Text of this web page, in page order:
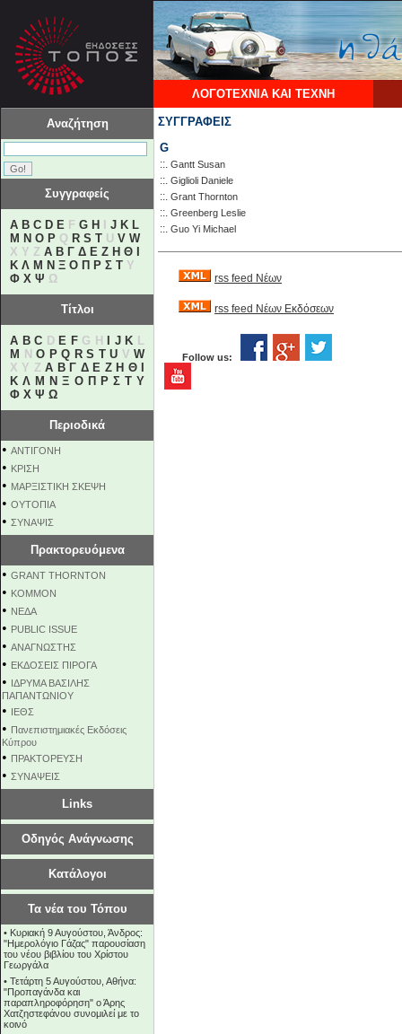
ΛΟΓΟΤΕΧΝΙΑ ΚΑΙ ΤΕΧΝΗ
Αναζήτηση
Συγγραφείς
A B C D E F G H J K L
M N O P Q R S T U V W
X Y Z Α Β Γ Δ Ε Ζ Η Θ
Κ Λ Μ Ν Ξ Ο Π Ρ Σ Τ Υ
Φ Χ Ψ Ω
Τίτλοι
A B C D E FG H J K L
M
N O P Q R S T U V W
X Y ZΑ Β Γ Δ Ε Ζ Η Θ
Κ Λ Μ Ν Ξ Ο Π Ρ Σ Τ Υ
Φ Χ Ψ Ω
Περιοδικά
• ΑΝΤΙΓΟΝΗ
• ΚΡΙΣΗ
• ΜΑΡΞΙΣΤΙΚΗ ΣΚΕΨΗ
• ΟΥΤΟΠΙΑ
• ΣΥΝΑΨΙΣ
Πρακτορευόμενα
• GRANT THORNTON
• KOMMON
• NEΔΑ
• PUBLIC ISSUE
• ΑΝΑΓΝΩΣΤΗΣ
• ΕΚΔΟΣΕΙΣ ΠΙΡΟΓΑ
• ΙΔΡΥΜΑ ΒΑΣΙΛΗΣ
ΠΑΠΑΝΤΩΝΙΟΥ
• ΙΕΘΣ
• Πανεπιστημιακές Εκδόσεις
Κύπρου
• ΠΡΑΚΤΟΡΕΥΣΗ
• ΣΥΝΑΨΕΙΣ
Links
Οδηγός Ανάγνωσης
Κατάλογοι
Τα νέα του Τόπου
• Κυριακή 9 Αυγούστου, Άνδρος:
"Ημερολόγιο Γάζας" παρουσίαση
του νέου βιβλίου του Χρίστου
Γεωργάλα
• Τετάρτη 5 Αυγούστου, Αθήνα:
"Προπαγάνδα και
παραπληροφόρηση" ο Άρης
Χατζηστεφάνου συνομιλεί με το
κοινό
ΣΥΓΓΡΑΦΕΙΣ
G
::. Gantt Susan
::. Giglioli Daniele
::. Grant Thornton
::. Greenberg Leslie
::. Guo Yi Michael
rss feed Νέων
rss feed Νέων Εκδόσεων
Follow us: